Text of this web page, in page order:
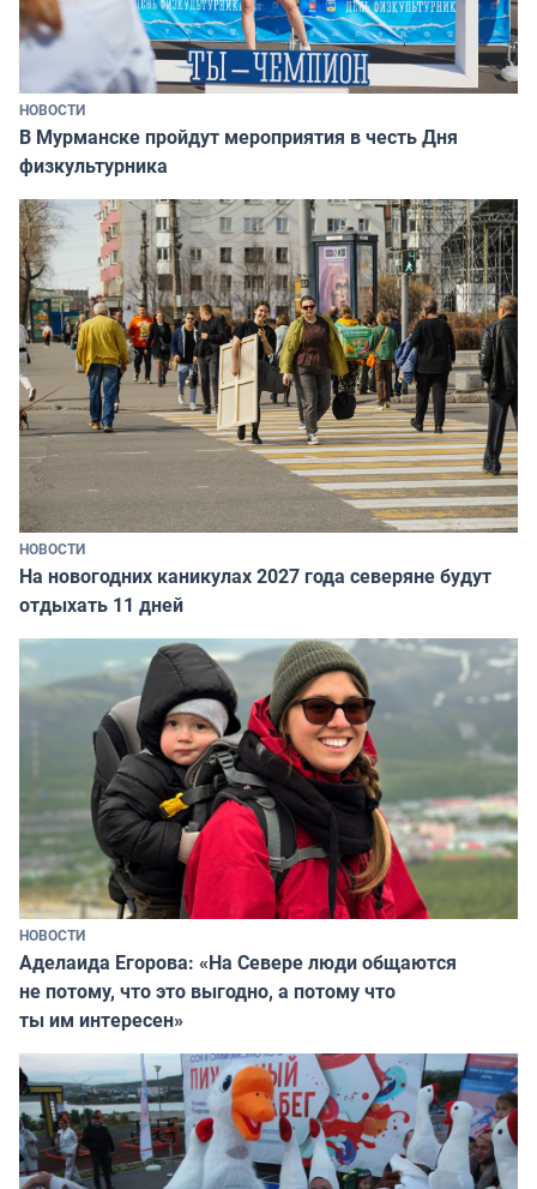
НОВОСТИ
В Мурманске пройдут мероприятия в честь Дня
физкультурника
НОВОСТИ
На новогодних каникулах 2027 года северяне будут
отдыхать 11 дней
НОВОСТИ
Аделаида Егорова: «На Севере люди общаются
не потому, что это выгодно, а потому что
ты им интересен»